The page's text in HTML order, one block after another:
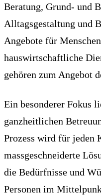
Beratung, Grund- und
Alltagsgestaltung und
Angebote für
hauswirtschaftliche
gehören zum Angebot
Ein besonderer Fokus
ganzheitlichen
Prozess wird für jeden
massgeschneiderte
die Bedürfnisse und
Personen im